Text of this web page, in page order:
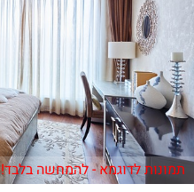
תמונות לדוגמא - להמחשה בלבד!